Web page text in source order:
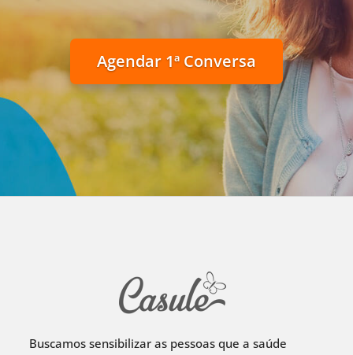
Agendar 1ª Conversa
Buscamos sensibilizar as pessoas que a saúde